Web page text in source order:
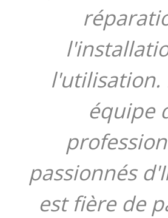
l'utilisation.
équipe
passionnés
est fière de